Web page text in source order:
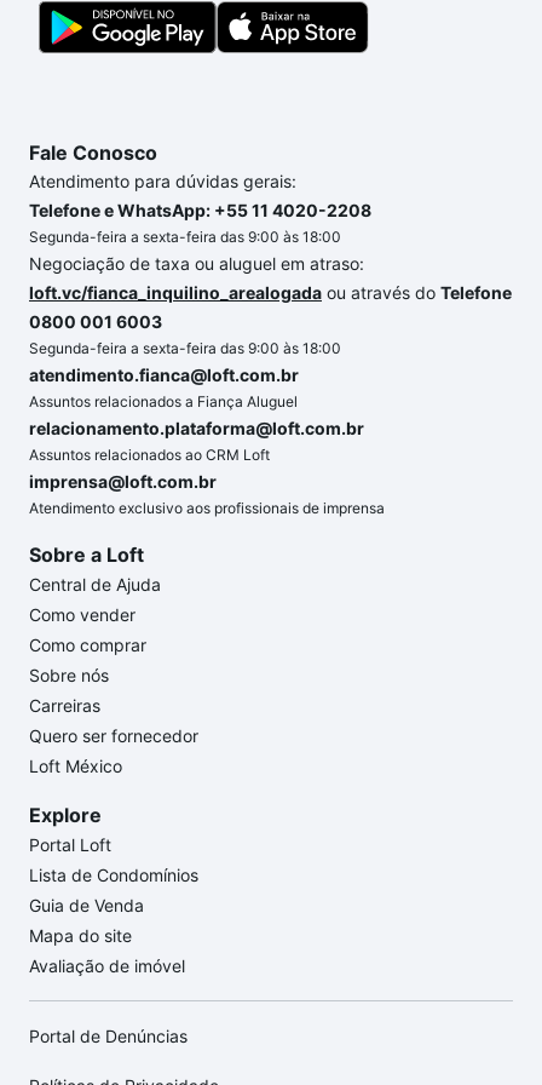
Fale Conosco
Atendimento para dúvidas gerais:
Telefone e WhatsApp: +55 11 4020-2208
Segunda-feira a sexta-feira das 9:00 às 18:00
Negociação de taxa ou aluguel em atraso:
loft.vc/fianca_inquilino_arealogada ou através do Telefone
0800 001 6003
Segunda-feira a sexta-feira das 9:00 às 18:00
atendimento.fianca@loft.com.br
Assuntos relacionados a Fiança Aluguel
relacionamento.plataforma@loft.com.br
Assuntos relacionados ao CRM Loft
imprensa@loft.com.br
Atendimento exclusivo aos profissionais de imprensa
Sobre a Loft
Central de Ajuda
Como vender
Como comprar
Sobre nós
Carreiras
Quero ser fornecedor
Loft México
Explore
Portal Loft
Lista de Condomínios
Guia de Venda
Mapa do site
Avaliação de imóvel
Portal de Denúncias